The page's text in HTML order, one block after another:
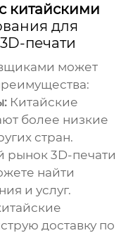
китайскими
для
печати
может
Китайские
более низкие
стран.
рынок 3D-печати
найти
и услуг.
доставку по